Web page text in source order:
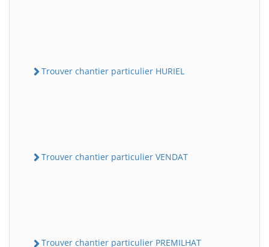
Trouver chantier particulier HURIEL
Trouver chantier particulier VENDAT
Trouver chantier particulier PREMILHAT